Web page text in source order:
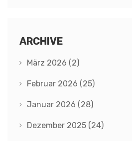
ARCHIVE
März 2026 (2)
Februar 2026 (25)
Januar 2026 (28)
Dezember 2025 (24)